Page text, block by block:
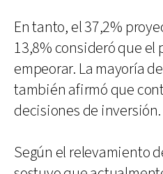
En tanto, el 37,2%
13,8% consideró que el
empeorar. La mayoría
también afirmó que
decisiones de inversión.
Según el relevamiento